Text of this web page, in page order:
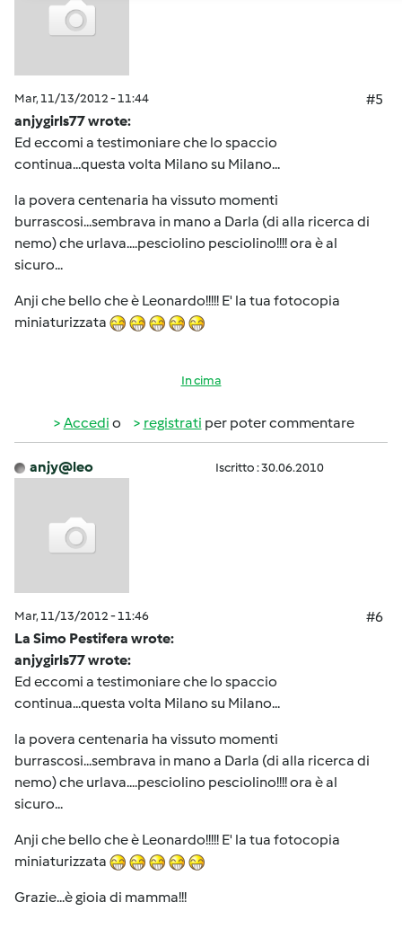
Mar, 11/13/2012 - 11:44
#5
anjygirls77 wrote:
Ed eccomi a testimoniare che lo spaccio
continua...questa volta Milano su Milano...
la povera centenaria ha vissuto momenti
burrascosi...sembrava in mano a Darla (di alla ricerca di
nemo) che urlava....pesciolino pesciolino!!!! ora è al
sicuro...
Anji che bello che è Leonardo!!!!! E' la tua fotocopia
miniaturizzata
In cima
Accedi o registrati per poter commentare
anjy@leo Iscritto : 30.06.2010
Mar, 11/13/2012 - 11:46
#6
La Simo Pestifera wrote:
anjygirls77 wrote:
Ed eccomi a testimoniare che lo spaccio
continua...questa volta Milano su Milano...
la povera centenaria ha vissuto momenti
burrascosi...sembrava in mano a Darla (di alla ricerca di
nemo) che urlava....pesciolino pesciolino!!!! ora è al
sicuro...
Anji che bello che è Leonardo!!!!! E' la tua fotocopia
miniaturizzata
Grazie...è gioia di mamma!!!